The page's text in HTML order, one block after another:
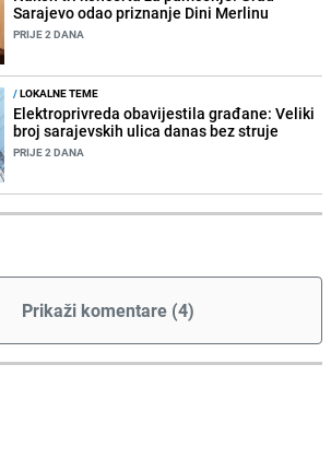
Sarajevo odao priznanje Dini Merlinu
PRIJE 2 DANA
/LOKALNE TEME
Elektroprivreda obavijestila građane: Veliki
broj sarajevskih ulica danas bez struje
PRIJE 2 DANA
Prikaži komentare (4)